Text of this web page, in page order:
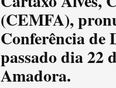
(CEMFA),
Conferência de
passado dia 22
Amadora.